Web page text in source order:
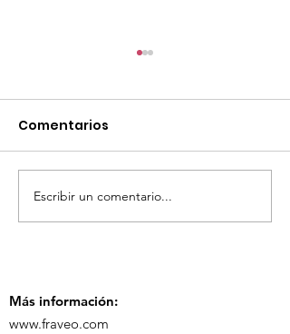
TourTravelynByFraveo
participó en la
Comentarios
Escribir un comentario...
Más información:
www.fraveo.com